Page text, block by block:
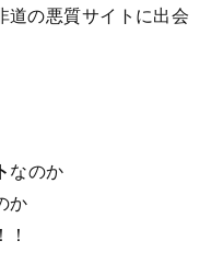
道の悪質サイトに出会
なのか
か